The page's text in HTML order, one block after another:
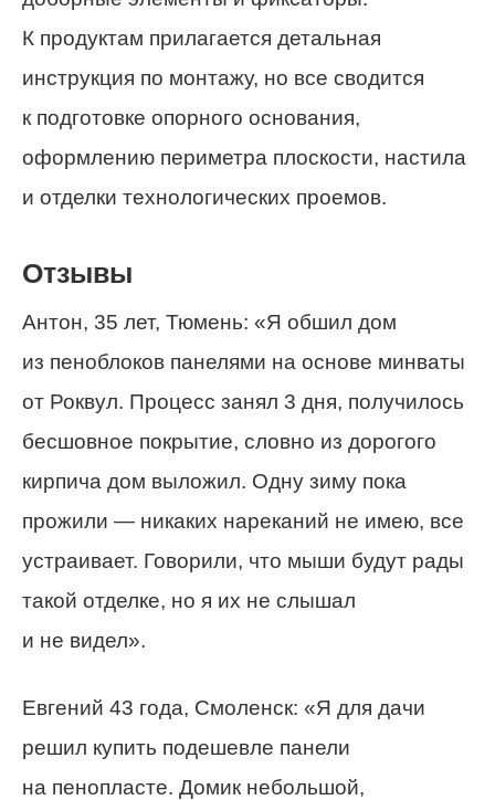
К продуктам прилагается детальная
инструкция по монтажу, но все сводится
к подготовке опорного основания,
оформлению периметра плоскости, настила
и отделки технологических проемов.
Отзывы
Антон, 35 лет, Тюмень: «Я обшил дом
из пеноблоков панелями на основе минваты
от Роквул. Процесс занял 3 дня, получилось
бесшовное покрытие, словно из дорогого
кирпича дом выложил. Одну зиму пока
прожили — никаких нареканий не имею, все
устраивает. Говорили, что мыши будут рады
такой отделке, но я их не слышал
и не видел».
Евгений 43 года, Смоленск: «Я для дачи
решил купить подешевле панели
на пенопласте. Домик небольшой,